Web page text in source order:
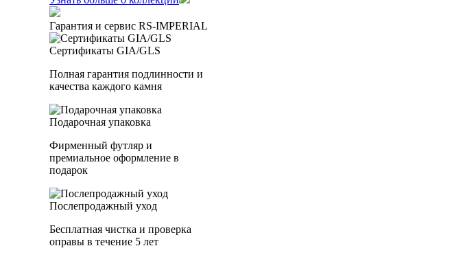
Гарантия и сервис RS‑IMPERIAL
Сертификаты GIA/GLS
Полная гарантия подлинности и
качества каждого камня
Подарочная упаковка
Фирменный футляр и
премиальное оформление в
подарок
Послепродажный уход
Бесплатная чистка и проверка
оправы в течение 5 лет